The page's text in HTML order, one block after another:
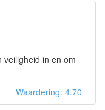
veiligheid in en om
Waardering: 4.70